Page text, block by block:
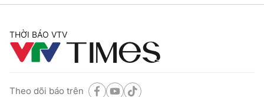
THỜI BÁO VTV
Theo dõi báo trên